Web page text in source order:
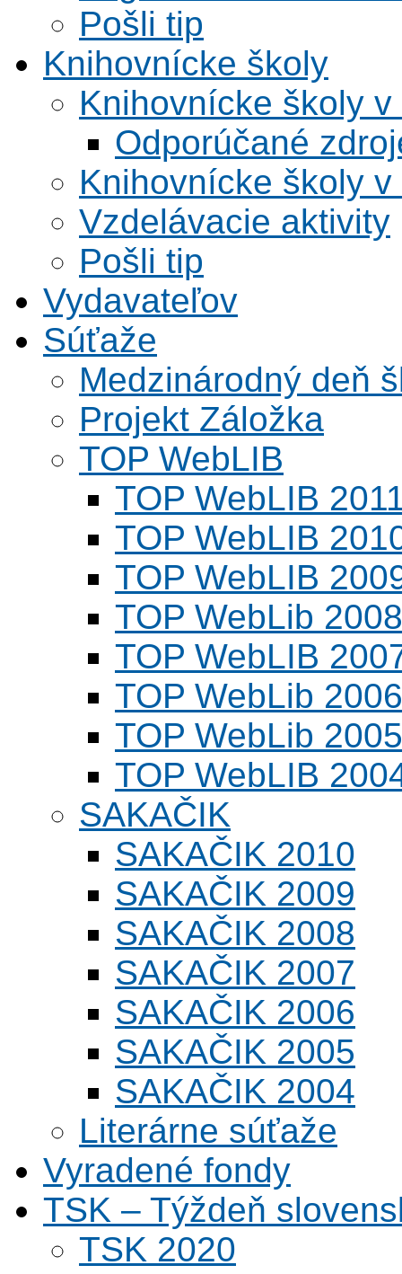
Pošli tip
Knihovnícke školy
Knihovnícke školy v
Odporúčané
Knihovnícke školy v
Vzdelávacie aktivity
Pošli tip
Vydavateľov
Súťaže
Medzinárodný deň
Projekt Záložka
TOP WebLIB
TOP WebLIB
TOP WebLIB
TOP WebLIB
TOP WebLib 2008
TOP WebLIB
TOP WebLib 2006
TOP WebLib 2005
TOP WebLIB
SAKAČIK
SAKAČIK 2010
SAKAČIK 2009
SAKAČIK 2008
SAKAČIK 2007
SAKAČIK 2006
SAKAČIK 2005
SAKAČIK 2004
Literárne súťaže
Vyradené fondy
TSK – Týždeň
TSK 2020